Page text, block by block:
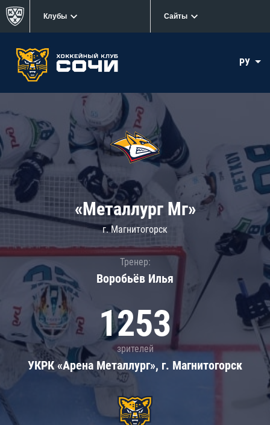
Клубы Сайты
РУ
«Металлург Мг»
г. Магнитогорск
Тренер:
Воробьёв Илья
1253
зрителей
УКРК «Арена Металлург», г. Магнитогорск